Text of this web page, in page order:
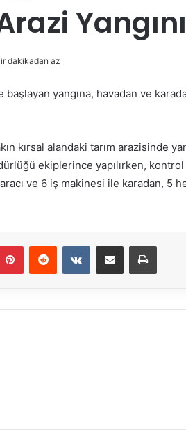
Yangını
dakikadan az
yangına, havadan ve
kırsal alandaki tarım arazisinde
ekiplerince yapılırken, kontrol
ve 6 iş makinesi ile karadan, 5
PinterestReddit VKontakteE-Posta ile paylaş Yazdır